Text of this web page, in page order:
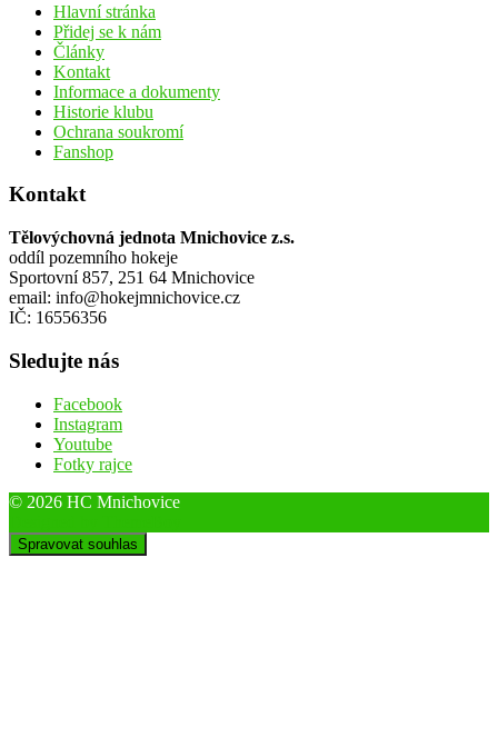
Hlavní stránka
Přidej se k nám
Články
Kontakt
Informace a dokumenty
Historie klubu
Ochrana soukromí
Fanshop
Kontakt
Tělovýchovná jednota Mnichovice z.s.
oddíl pozemního hokeje
Sportovní 857, 251 64 Mnichovice
email: info@hokejmnichovice.cz
IČ: 16556356
Sledujte nás
Facebook
Instagram
Youtube
Fotky rajce
© 2026 HC Mnichovice
Spravovat souhlas